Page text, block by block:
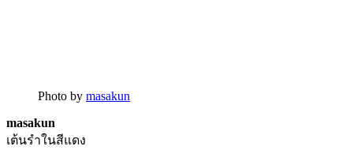
Photo by masakun
masakun
เต้นรำในสีแดง